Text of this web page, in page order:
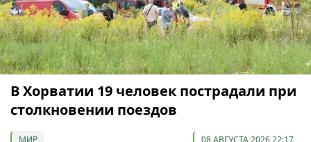
В Хорватии 19 человек пострадали при
столкновении поездов
МИР 08 АВГУСТА 2026 22:17